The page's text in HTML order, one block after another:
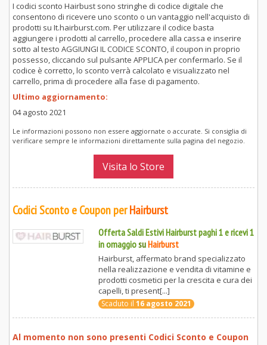
I codici sconto Hairbust sono stringhe di codice digitale che
consentono di ricevere uno sconto o un vantaggio nell'acquisto di
prodotti su It.hairburst.com. Per utilizzare il codice basta
aggiungere i prodotti al carrello, procedere alla cassa e inserire
sotto al testo AGGIUNGI IL CODICE SCONTO, il coupon in proprio
possesso, cliccando sul pulsante APPLICA per confermarlo. Se il
codice è corretto, lo sconto verrà calcolato e visualizzato nel
carrello, prima di procedere alla fase di pagamento.
Ultimo aggiornamento:
04 agosto 2021
Le informazioni possono non essere aggiornate o accurate. Si consiglia di
verificare sempre le informazioni direttamente sulla pagina del negozio.
Visita lo Store
Codici Sconto e Coupon perHairburst
Offerta Saldi Estivi Hairburst paghi 1 e ricevi 1
in omaggiosuHairburst
Hairburst, affermato brand specializzato
nella realizzazione e vendita di vitamine e
prodotti cosmetici per la crescita e cura dei
capelli, ti present[...]
Scaduto il 16 agosto 2021
Al momento non sono presenti Codici Sconto e Coupon